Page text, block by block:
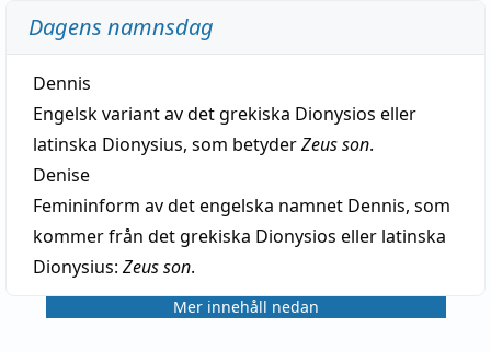
Dagens namnsdag
Dennis
Engelsk variant av det grekiska Dionysios eller
latinska Dionysius, som betyderZeus son.
Denise
Femininform av det engelska namnet Dennis, som
kommer från det grekiska Dionysios eller latinska
Dionysius: Zeus son.
Mer innehåll nedan